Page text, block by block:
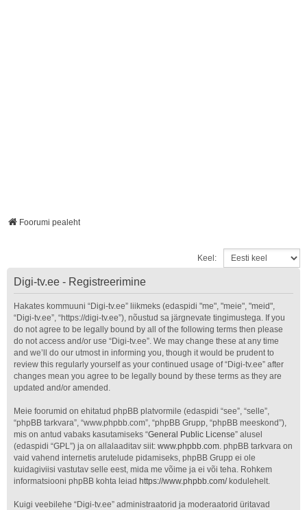
Foorumi pealeht
Keel:
Digi-tv.ee - Registreerimine
Hakates kommuuni “Digi-tv.ee” liikmeks (edaspidi "me", "meie", "meid",
“Digi-tv.ee”, “https://digi-tv.ee”), nõustud sa järgnevate tingimustega. If you
do not agree to be legally bound by all of the following terms then please
do not access and/or use “Digi-tv.ee”. We may change these at any time
and we’ll do our utmost in informing you, though it would be prudent to
review this regularly yourself as your continued usage of “Digi-tv.ee” after
changes mean you agree to be legally bound by these terms as they are
updated and/or amended.
Meie foorumid on ehitatud phpBB platvormile (edaspidi “see”, “selle”,
“phpBB tarkvara”, “www.phpbb.com”, “phpBB Grupp, “phpBB meeskond”),
mis on antud vabaks kasutamiseks “General Public License” alusel
(edaspidi “GPL”) ja on allalaaditav siit: www.phpbb.com. phpBB tarkvara on
vaid vahend internetis arutelude pidamiseks, phpBB Grupp ei ole
kuidagiviisi vastutav selle eest, mida me võime ja ei või teha. Rohkem
informatsiooni phpBB kohta leiad https://www.phpbb.com/kodulehelt.
Kuigi veebilehe “Digi-tv.ee” administraatorid ja moderaatorid üritavad